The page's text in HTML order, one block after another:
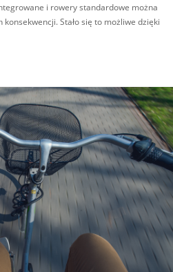
i rowery standardowe można
Stało się to możliwe dzięki